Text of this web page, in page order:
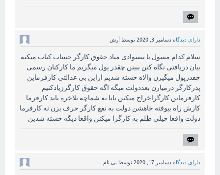
دارای دیدگاه دسامبر 3, 2020 توسط آرش
سلام کدام مسول یا بیسوادی میاد حقوق کارگر حساب کتاب میکنه
بیان دریافتی نگاه کنن ببینن چقدر پول میگریم ما کارکنان رسمی
چقدرپول میگیرن والاه خسته شدیم ازاین بی عدالتی کارفرماین
پدرکارگر درمیارن بعددولت میگه اگه حقوق کارگرزیادکنیم
کارفرماین کارگراخراج میکنن بابا به شماچه بلاخره باید کارفرما
کارش راه بیوفته خاهشن دولت به نفع کارگر حرف بزن نه کارفرما
دولت واقعا خیلی ظلم به کارگرا میکنن واقعا دیگه خسته شدین
دارای دیدگاه دسامبر 17, 2020 توسط بی نام